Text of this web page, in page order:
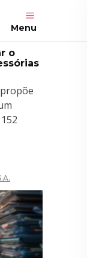
Menu
o